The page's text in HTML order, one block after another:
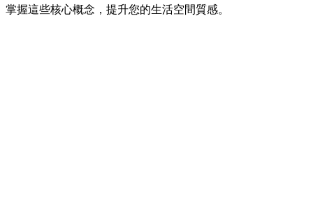
掌握這些核心概念，提升您的生活空間質感。